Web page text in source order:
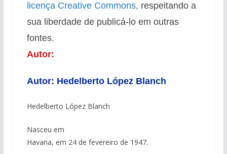
licença Creative Commons, respeitando a
sua liberdade de publicá-lo em outras
fontes.
Autor:
Autor: Hedelberto López Blanch
Hedelberto López Blanch
Nasceu em
Havana, em 24 de fevereiro de 1947.